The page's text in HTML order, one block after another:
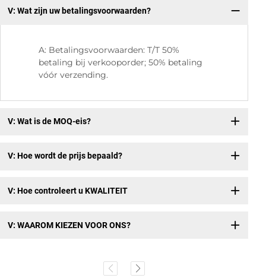
V: Wat zijn uw betalingsvoorwaarden?
A: Betalingsvoorwaarden: T/T 50%
betaling bij verkooporder; 50% betaling
vóór verzending.
V: Wat is de MOQ-eis?
V: Hoe wordt de prijs bepaald?
V: Hoe controleert u KWALITEIT
V: WAAROM KIEZEN VOOR ONS?